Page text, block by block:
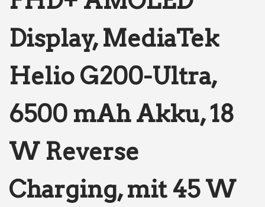
Display, MediaTek
Helio G200-Ultra,
6500 mAh Akku, 18
W Reverse
Charging, mit 45 W